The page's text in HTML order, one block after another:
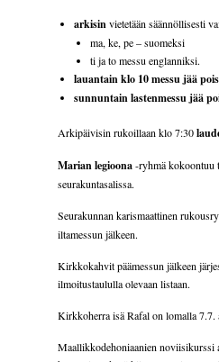
arkisinvietetään säännöllisesti
ma, ke, pe – suomeksi
ti ja to messu englanniksi.
lauantain klo 10 messu jää pois
sunnuntain lastenmessu jää
Arkipäivisin rukoillaan klo 7:30
Marian legioona-ryhmä kokoontuu
seurakuntasalissa.
Seurakunnan karismaattinen
iltamessun jälkeen.
Kirkkokahvit päämessun jälkeen
ilmoitustaululla olevaan listaan.
Kirkkoherra isä Rafal on lomalla
Maallikkodehoniaanien noviisikurssi